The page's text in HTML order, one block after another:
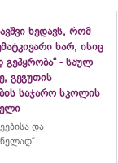
ხედავს, რომ
ხარ, ისიც
გეპყრობა“ - საულ
გეგუთის
საჯარო სკოლის
და